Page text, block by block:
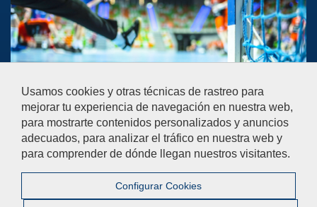
Usamos cookies y otras técnicas de rastreo para
mejorar tu experiencia de navegación en nuestra web,
para mostrarte contenidos personalizados y anuncios
adecuados, para analizar el tráfico en nuestra web y
para comprender de dónde llegan nuestros visitantes.
Configurar Cookies
Contacta
Si tienes alguna duda puede contactar con el Vicerrectorado de
Campus Saludable y Deporte en el horario indicado.
Contacto